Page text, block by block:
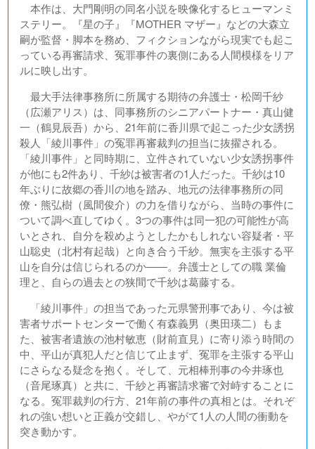
本作は、大門剛明の同名小説を映像化するヒューマンミ
ステリー。『星の子』『MOTHER マザー』などの大森立
嗣が監督・脚本を務め、フィクションながら現実でも起こ
っている再審請求、冤罪事件の裏側にある人間模様をリア
ルに映し出す。
最大手法律事務所に所属する期待の弁護士・松岡千紗
（広瀬アリス）は、同事務所のシニアパートナー・真山健
一（鶴見辰吾）から、21年前に香川県で起こった少女誘拐
殺人「綾川事件」の冤罪再審裁判の担当に抜擢される。
「綾川事件」と同時期に、立件されていない少女誘拐事件
が他にも2件あり、千紗は被害者の1人だった。千紗は10
年ぶりに故郷の香川の地を踏み、地元の法律事務所の同
僚・熊弘樹（風間俊介）の力を借りながら、当時の事件に
ついて調べ直してゆく。3つの事件は同一犯の可能性が高
いとされ、自分を殺めようとしたかもしれない容疑者・平
山聡史（北村有起哉）と向き合う千紗。無実を主張する平
山を自分は信じられるのか――。弁護士としての職 業倫
理と、自らの過去との狭間で千紗は葛藤する。
「綾川事件」の担当であった元県警刑事であり、今は被
害者サポートセンターで働く有森義男（奥田瑛二）もま
た、被害者遺族の池村敏恵（財前直見）に寄り添う時間の
中、平山が真犯人だと信じて止まず、冤罪を主張する平山
にさらなる疑念を抱く。そして、元相棒刑事の今井琢也
（音尾琢真）と共に、千紗と再審請求審で対峙することに
なる。冤罪裁判の行方、21年前の事件の真相とは。それぞ
れの強い想いと正義が交錯し、やがて1人の人間の衝動を
突き動かす。